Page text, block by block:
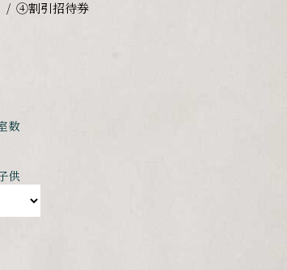
④割引招待券
数
供